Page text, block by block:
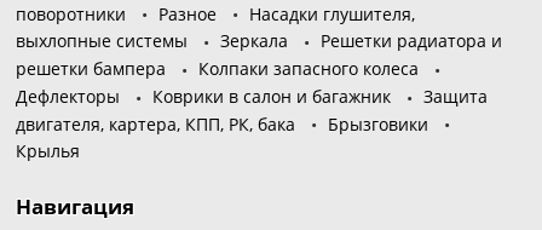
поворотники
Разное
Насадки глушителя,
выхлопные системы
Зеркала
Решетки радиатора и
решетки бампера
Колпаки запасного колеса
Дефлекторы
Коврики в салон и багажник
Защита
двигателя, картера, КПП, РК, бака
Брызговики
Крылья
Навигация